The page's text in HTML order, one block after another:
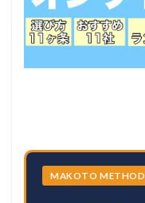
MAKOTO METHOD